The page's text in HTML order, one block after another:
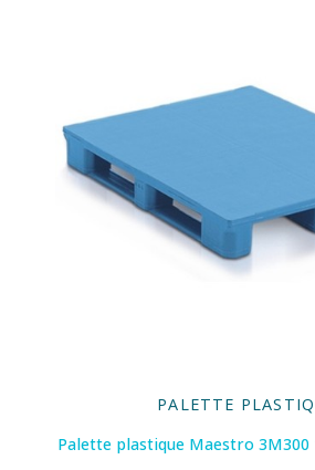
PALETTE
Palette plastique Maestro 3M300